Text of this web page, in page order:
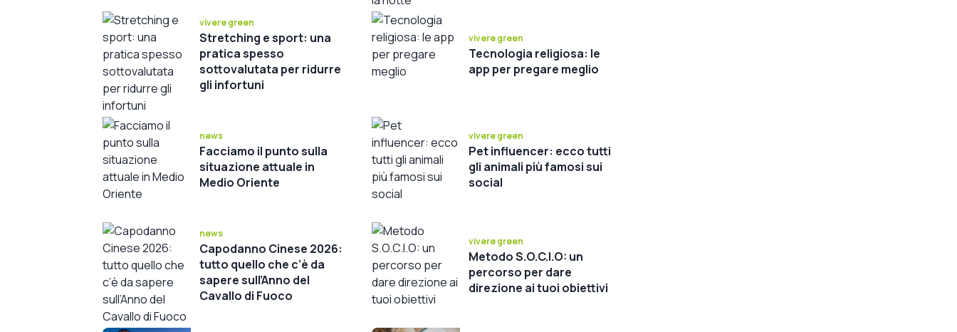
vivere green
Stretching e sport: una
pratica spesso
sottovalutata per ridurre
gli infortuni
vivere green
Tecnologia religiosa: le
app per pregare meglio
news
Facciamo il punto sulla
situazione attuale in
Medio Oriente
vivere green
Pet influencer: ecco tutti
gli animali più famosi sui
social
news
Capodanno Cinese 2026:
tutto quello che c’è da
sapere sull’Anno del
Cavallo di Fuoco
vivere green
Metodo S.O.C.I.O: un
percorso per dare
direzione ai tuoi obiettivi